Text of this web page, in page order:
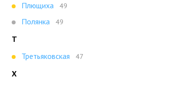
Плющиха 49
Полянка 49
Т
Третьяковская
47
Х